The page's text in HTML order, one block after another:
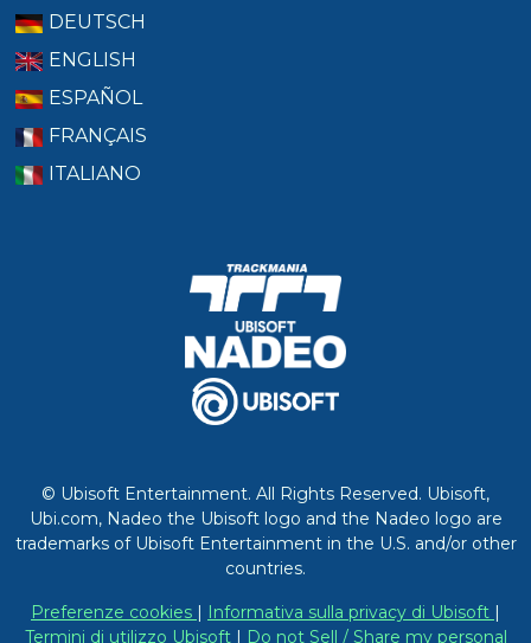
DEUTSCH
ENGLISH
ESPAÑOL
FRANÇAIS
ITALIANO
© Ubisoft Entertainment. All Rights Reserved. Ubisoft,
Ubi.com, Nadeo the Ubisoft logo and the Nadeo logo are
trademarks of Ubisoft Entertainment in the U.S. and/or other
countries.
Preferenze cookies | Informativa sulla privacy di Ubisoft |
Termini di utilizzo Ubisoft | Do not Sell / Share my personal